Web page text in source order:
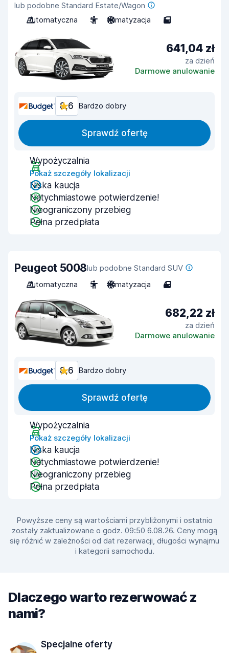
lub podobne Standard Estate/Wagon
Automatyczna
5 Klimatyzacja 5
641,04 zł
za dzień
Darmowe anulowanie
8,6 Bardzo dobry
Sprawdź ofertę
Wypożyczalnia
Pokaż szczegóły lokalizacji
Niska kaucja
Natychmiastowe potwierdzenie!
Nieograniczony przebieg
Pełna przedpłata
Peugeot 5008lub podobne Standard SUV
Automatyczna
5 Klimatyzacja 4
682,22 zł
za dzień
Darmowe anulowanie
8,6 Bardzo dobry
Sprawdź ofertę
Wypożyczalnia
Pokaż szczegóły lokalizacji
Niska kaucja
Natychmiastowe potwierdzenie!
Nieograniczony przebieg
Pełna przedpłata
Powyższe ceny są wartościami przybliżonymi i ostatnio
zostały zaktualizowane o godz. 09:50 6.08.26. Ceny mogą
się różnić w zależności od dat rezerwacji, długości wynajmu
i kategorii samochodu.
Dlaczego warto rezerwować z
nami?
Specjalne oferty